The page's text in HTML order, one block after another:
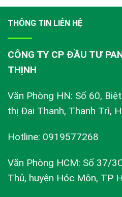
THÔNG TIN LIÊN HỆ
CÔNG TY CP ĐẦU TƯ
THỊNH
Văn Phòng HN: Số 60,
thị Đại Thanh, Thanh Trì,
Hotline: 0919577268
Văn Phòng HCM: Số 37/
Thủ, huyện Hóc Môn, TP